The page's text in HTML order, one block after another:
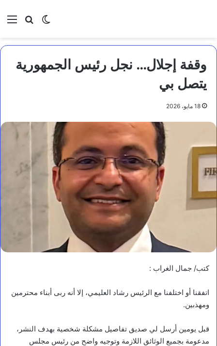
بحثالوضع
وقفة إجلال… نجل رئيس الجمهورية
يتصل بي
18 مايو، 2026
كتب/ جمال الغراب :
اتفقنا أو اختلفنا مع الرئيس رشاد العليمي، إلا أنه ربى أبناء محترمين
ومهذبين.
قبل يومين أرسل لي صديق تفاصيل مشكلة شخصية بهدف النشر،
مدعومة بجميع الوثائق اللازمة وتوجيه واضح من رئيس مجلس